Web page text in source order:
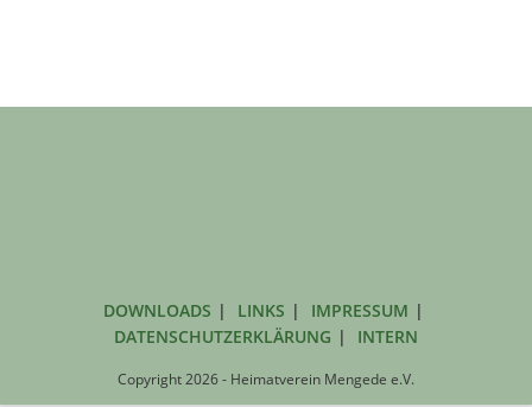
DOWNLOADS LINKS
IMPRESSUM
DATENSCHUTZERKLÄRUNG
INTERN
Copyright 2026 - Heimatverein Mengede e.V.